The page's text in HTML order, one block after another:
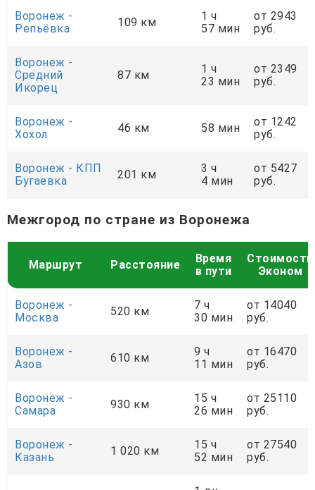
Воронеж -
Репьёвка
109 км
1 ч
57 мин
от 2943
руб.
Воронеж -
Средний
Икорец
87 км
1 ч
23 мин
от 2349
руб.
Воронеж -
Хохол
46 км 58 мин
от 1242
руб.
Воронеж - КПП
Бугаевка
201 км
3 ч
4 мин
от 5427
руб.
Межгород по стране из Воронежа
Маршрут Расстояние
Время
в пути
Стоимость
Эконом
Воронеж -
Москва
520 км
7 ч
30 мин
от 14040
руб.
Воронеж -
Азов
610 км
9 ч
11 мин
от 16470
руб.
Воронеж -
Самара
930 км
15 ч
26 мин
от 25110
руб.
Воронеж -
Казань
1 020 км
15 ч
52 мин
от 27540
руб.